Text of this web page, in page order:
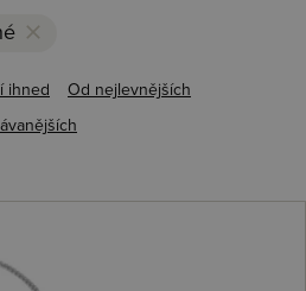
clear
ihned Od nejlevnějších